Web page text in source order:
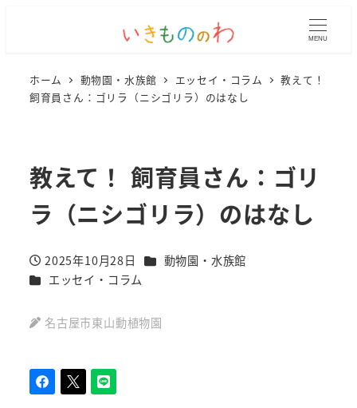
MENU
ホーム 動物園・水族館 エッセイ・コラム
教えて！
飼育員さん：ゴリラ（ニシゴリラ）のはなし
教えて！ 飼育員さん：ゴリ
ラ（ニシゴリラ）のはなし
投稿日
2025年10月28日 カテゴリー
動物園・水族館
カテゴリー
エッセイ・コラム
名古屋市東山動植物園